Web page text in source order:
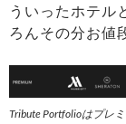
ういったホテル
ろんその分お値
Tribute Portfolioはプレ